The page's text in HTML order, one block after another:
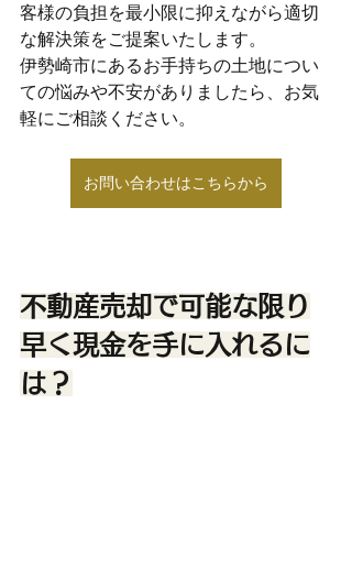
客様の負担を最小限に抑えながら適切
な解決策をご提案いたします。
伊勢崎市にあるお手持ちの土地につい
ての悩みや不安がありましたら、お気
軽にご相談ください。
お問い合わせはこちらから
不動産売却で可能な限り
早く現金を手に入れるに
は？